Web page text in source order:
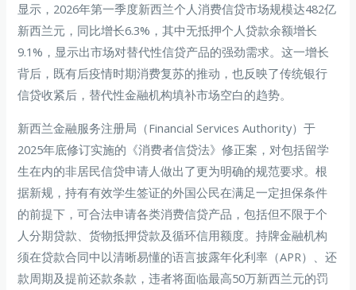
显示，2026年第一季度新西兰个人消费信贷市场规模达482亿
新西兰元，同比增长6.3%，其中无抵押个人贷款余额增长
9.1%，显示出市场对替代性信贷产品的强劲需求。这一增长
背后，既有后疫情时期消费复苏的推动，也反映了传统银行
信贷收紧后，替代性金融机构填补市场空白的趋势。
新西兰金融服务注册局（Financial Services Authority）于
2025年底修订实施的《消费者信贷法》修正案，对包括留学
生在内的非居民信贷申请人做出了更为明确的规范要求。根
据新规，持有有效学生签证的外国公民在满足一定担保条件
的前提下，可合法申请各类消费信贷产品，包括但不限于个
人分期贷款、货物抵押贷款及循环信用额度。持牌金融机构
须在贷款合同中以清晰易懂的语言披露年化利率（APR）、还
款周期及提前还款条款，违者将面临最高50万新西兰元的罚